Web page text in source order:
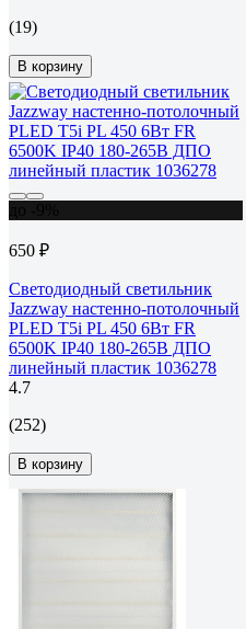
(19)
В корзину
650 ₽
Светодиодный светильник
Jazzway настенно-потолочный
PLED T5i PL 450 6Вт FR
6500K IP40 180-265В ДПО
линейный пластик 1036278
4.7
(252)
В корзину